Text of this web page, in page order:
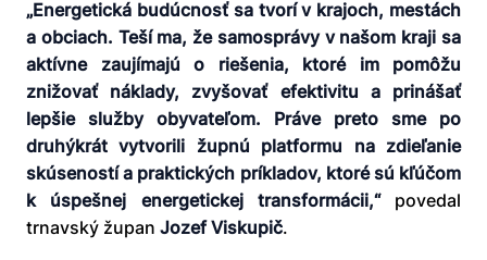
„Energetická budúcnosť sa tvorí v krajoch, mestách
a obciach. Teší ma, že samosprávy v našom kraji sa
aktívne zaujímajú o riešenia, ktoré im pomôžu
znižovať náklady, zvyšovať efektivitu a prinášať
lepšie služby obyvateľom. Práve preto sme po
druhýkrát vytvorili župnú platformu na zdieľanie
skúseností a praktických príkladov, ktoré sú kľúčom
k úspešnej energetickej transformácii,“povedal
trnavský župan Jozef Viskupič.